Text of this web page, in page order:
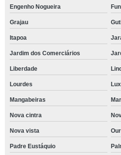
Engenho Nogueira
Grajau
Itapoa
Jardim dos Comerciários
Liberdade
Lourdes
Mangabeiras
Nova cintra
Nova vista
Padre Eustáquio